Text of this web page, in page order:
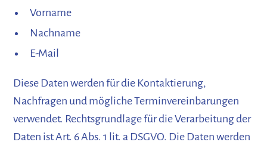
Vorname
Nachname
E-Mail
Diese Daten werden für die Kontaktierung,
Nachfragen und mögliche Terminvereinbarungen
verwendet. Rechtsgrundlage für die Verarbeitung der
Daten ist Art. 6 Abs. 1 lit. a DSGVO. Die Daten werden